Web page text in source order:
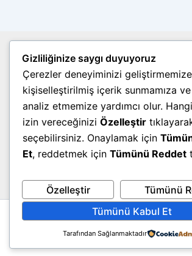
Sıkça
Online
Gizliliğinize saygı duyuyoruz
Çerezler deneyiminizi
kişiselleştirilmiş içerik sunmamıza
analiz etmemize yardımcı olur.
izin vereceğinizi Özelleştir
seçebilirsiniz. Onaylamak için
Et, reddetmek için Tümünü Reddet
Özelleştir
Tümünü
Tümünü Kabul Et
Tarafından Sağlanmaktadır